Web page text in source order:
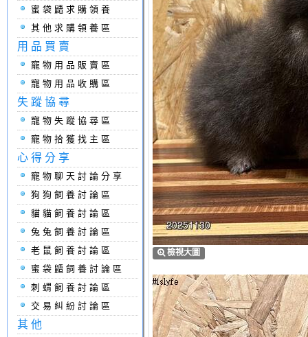
蜜袋鼯求購領養
其他求購領養區
用品買賣
寵物用品販賣區
寵物用品收購區
失蹤協尋
寵物失蹤協尋區
寵物拾獲找主區
心得分享
寵物聊天討論分享
狗狗飼養討論區
貓貓飼養討論區
兔兔飼養討論區
老鼠飼養討論區
蜜袋鼯飼養討論區
刺蝟飼養討論區
交易糾紛討論區
其他
檢視大圖